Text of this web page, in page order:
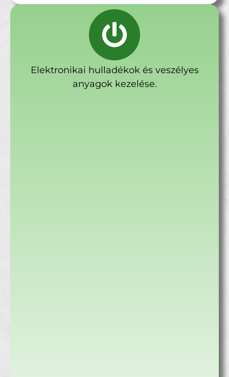
Elektronikai hulladékok és veszélyes
anyagok kezelése.